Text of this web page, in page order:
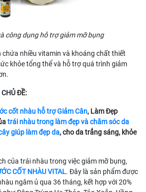
công dụng hỗ trợ giảm mỡ bụng
chứa nhiều vitamin và khoáng chất thiết
khỏe tổng thể và hỗ trợ quá trình giảm
CHỦ ĐỀ:
cốt nhàu hỗ trợ Giảm Cân, Làm Đẹp
trái nhàu trong làm đẹp và chăm sóc da
giúp làm đẹp da, cho da trắng sáng, khỏe
của trái nhàu trong việc giảm mỡ bụng,
CỐT NHÀU VITAL. Đây là sản phẩm được
ngâm ủ qua 36 tháng, kết hợp với 20%